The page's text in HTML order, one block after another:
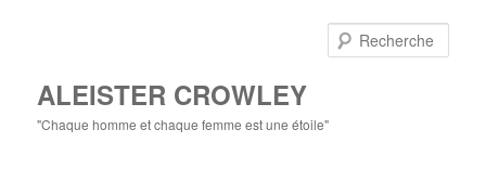
ALEISTER CROWLEY
"Chaque homme et chaque femme est une étoile"